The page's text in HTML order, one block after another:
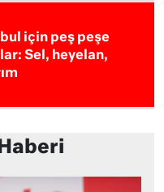
için peş peşe
Sel, heyelan,